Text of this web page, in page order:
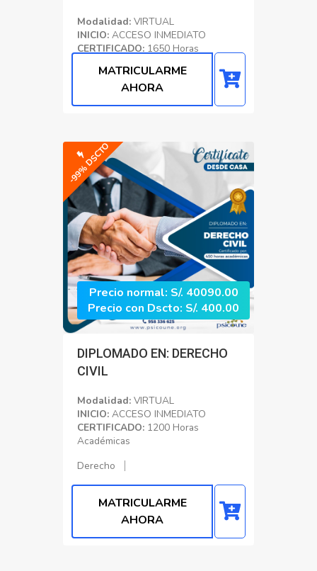
Modalidad: VIRTUAL
INICIO: ACCESO INMEDIATO
CERTIFICADO: 1650 Horas
Educacion
MATRICULARME
AHORA
-99% DSCTO
Precio normal: S/. 40090.00
Precio con Dscto: S/. 400.00
DIPLOMADO EN: DERECHO
CIVIL
Modalidad: VIRTUAL
INICIO: ACCESO INMEDIATO
CERTIFICADO: 1200 Horas
Académicas
Derecho
MATRICULARME
AHORA